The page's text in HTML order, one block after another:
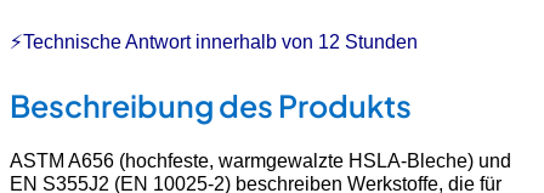
⚡Technische Antwort innerhalb von 12 Stunden
Beschreibung des Produkts
ASTM A656 (hochfeste, warmgewalzte HSLA-Bleche) und
EN S355J2 (EN 10025-2) beschreiben Werkstoffe, die für